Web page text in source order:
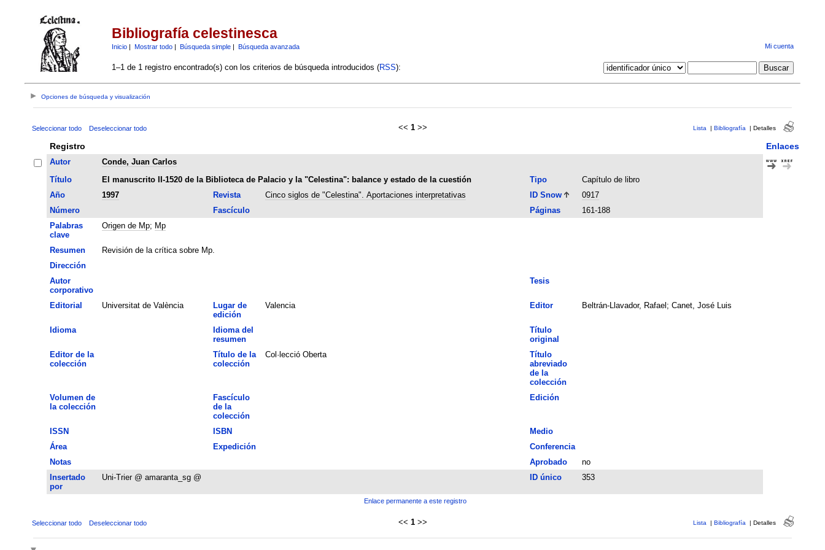
Bibliografía celestinesca
Inicio| Mostrar todo| Búsqueda simple| Búsqueda avanzada Mi cuenta
1–1 de 1 registro encontrado(s) con los criterios de búsqueda introducidos (RSS):
Opciones de búsqueda y visualización
Seleccionar todo Deseleccionar todo << 1 >> Lista | Bibliografía | Detalles
Registro Enlaces
Autor
Conde, Juan Carlos
Título
El manuscrito II-1520 de la Biblioteca de Palacio y la "Celestina": balance y estado de la cuestión Tipo
Capítulo de libro
Año
1997 Revista Cinco siglos de "Celestina". Aportaciones interpretativas ID Snow
0917
Número
Fascículo Páginas
161-188
Palabras
clave
Origen de Mp; Mp
Resumen
Revisión de la crítica sobre Mp.
Dirección
Autor
corporativo
Tesis
Editorial Universitat de València
Lugar de
edición
Valencia Editor Beltrán-Llavador, Rafael; Canet, José Luis
Idioma
Idioma del
resumen
Título
original
Editor de la
colección
Título de la
colección
Col·lecció Oberta
Título
abreviado
de la
colección
Volumen de
la colección
Fascículo
de la
colección
Edición
ISSN ISBN
Medio
Área
Expedición
Conferencia
Notas
Aprobado
no
Insertado
por
Uni-Trier @ amaranta_sg @ ID único 353
Enlace permanente a este registro
Seleccionar todo Deseleccionar todo << 1 >> Lista | Bibliografía | Detalles